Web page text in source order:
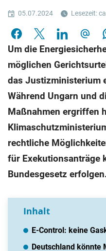
05.07.2024 Lesezeit:
Um die
möglichen
das Justizministerium
Während Ungarn und
Maßnahmen ergriffen
rechtliche
für Exekutionsanträge
Bundesgesetz
Inhalt
E-Control: keine
Deutschland